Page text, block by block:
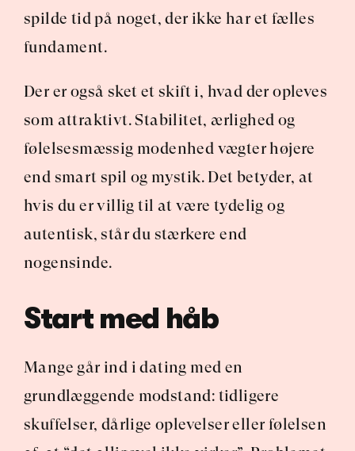
spilde tid på noget, der ikke har et fælles
fundament.
Der er også sket et skift i, hvad der opleves
som attraktivt. Stabilitet, ærlighed og
følelsesmæssig modenhed vægter højere
end smart spil og mystik. Det betyder, at
hvis du er villig til at være tydelig og
autentisk, står du stærkere end
nogensinde.
Start med håb
Mange går ind i dating med en
grundlæggende modstand: tidligere
skuffelser, dårlige oplevelser eller følelsen